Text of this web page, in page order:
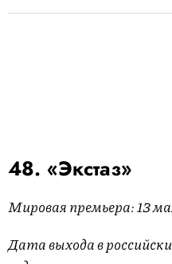
48. «Экстаз»
Мировая премьера: 13
Дата выхода в